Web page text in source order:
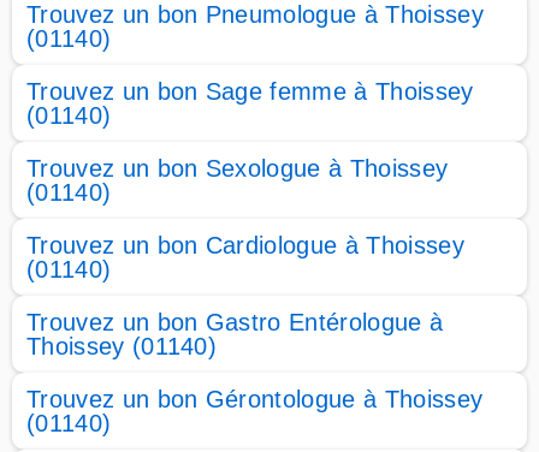
Trouvez un bon Pneumologue à Thoissey
(01140)
Trouvez un bon Sage femme à Thoissey
(01140)
Trouvez un bon Sexologue à Thoissey
(01140)
Trouvez un bon Cardiologue à Thoissey
(01140)
Trouvez un bon Gastro Entérologue à
Thoissey (01140)
Trouvez un bon Gérontologue à Thoissey
(01140)